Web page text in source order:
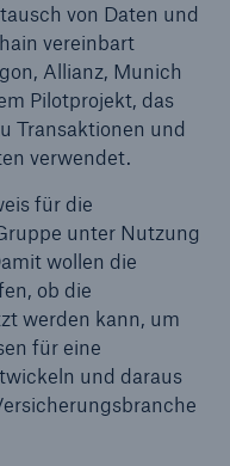
von Daten und
vereinbart
Allianz, Munich
Pilotprojekt, das
Transaktionen und
verwendet.
für die
unter Nutzung
wollen die
ob die
werden kann, um
für eine
und daraus